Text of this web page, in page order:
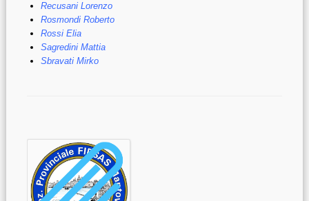
Recusani Lorenzo
Rosmondi Roberto
Rossi Elia
Sagredini Mattia
Sbravati Mirko